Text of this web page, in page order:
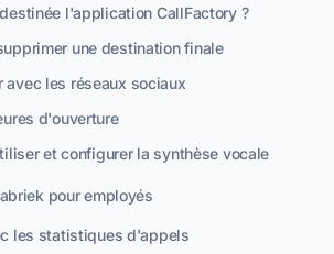
l'application CallFactory ?
une destination finale
avec les réseaux sociaux
d'ouverture
et configurer la synthèse vocale
pour employés
les statistiques d'appels